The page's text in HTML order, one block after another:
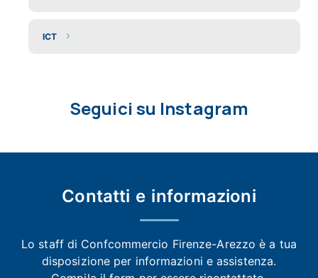
ICT
Seguici su Instagram
Contatti e informazioni
Lo staff di Confcommercio Firenze-Arezzoè a tua
disposizione per informazioni e assistenza.